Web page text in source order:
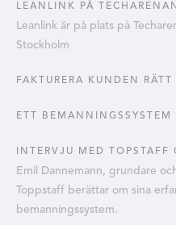
LEANLINK PÅ
Leanlink är på plats på
Stockholm
FAKTURERA KUNDEN RÄTT
ETT
INTERVJU MED
Emil Dannemann, grundare
Toppstaff berättar om sina
bemanningssystem.